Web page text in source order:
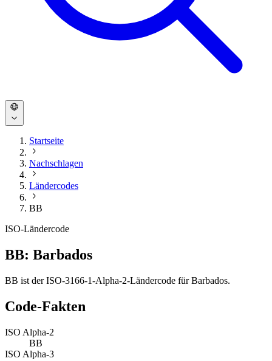
Startseite
Nachschlagen
Ländercodes
BB
ISO-Ländercode
BB: Barbados
BB ist der ISO-3166-1-Alpha-2-Ländercode für Barbados.
Code-Fakten
ISO Alpha-2
BB
ISO Alpha-3